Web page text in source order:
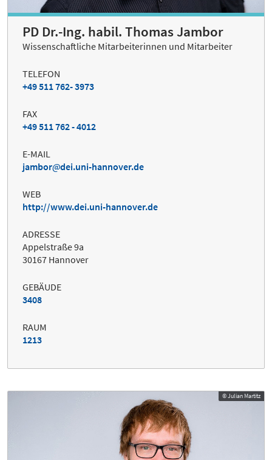
PD Dr.-Ing. habil. Thomas Jambor
Wissenschaftliche Mitarbeiterinnen und Mitarbeiter
TELEFON
+49 511 762- 3973
FAX
+49 511 762 - 4012
E-MAIL
jambor
dei.uni-hannover.de
WEB
http://www.dei.uni-hannover.de
ADRESSE
Appelstraße 9a
30167 Hannover
GEBÄUDE
3408
RAUM
1213
© Julian Martitz